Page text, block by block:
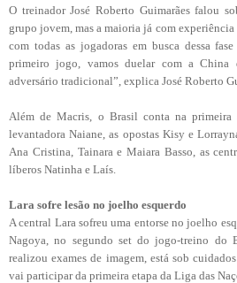
O treinador José Roberto Guimarães falou
grupo jovem, mas a maioria já com
com todas as jogadoras em busca dessa
primeiro jogo, vamos duelar com a
adversário tradicional”, explica José Roberto
Além de Macris, o Brasil conta na primeira
levantadora Naiane, as opostas Kisy e
Ana Cristina, Tainara e Maiara Basso, as
líberos Natinha e Laís.
Lara sofre lesão no joelho esquerdo
A central Lara sofreu uma entorse no joelho
Nagoya, no segundo set do jogo-treino do
realizou exames de imagem, está sob
vai participar da primeira etapa da Liga das